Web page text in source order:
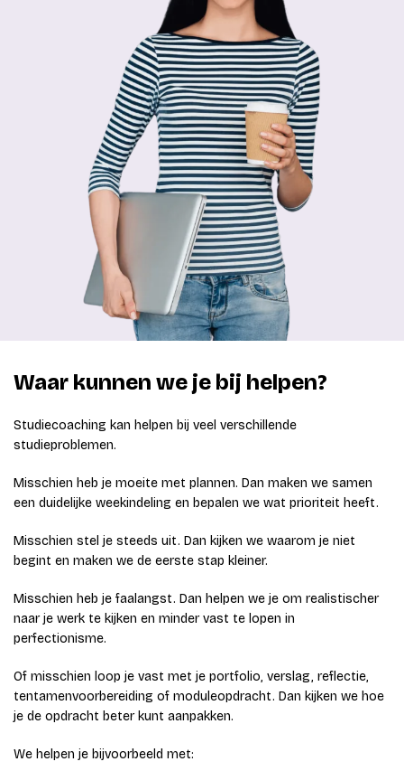
Waar kunnen we je bij helpen?
Studiecoaching kan helpen bij veel verschillende
studieproblemen.
Misschien heb je moeite met plannen. Dan maken we samen
een duidelijke weekindeling en bepalen we wat prioriteit heeft.
Misschien stel je steeds uit. Dan kijken we waarom je niet
begint en maken we de eerste stap kleiner.
Misschien heb je faalangst. Dan helpen we je om realistischer
naar je werk te kijken en minder vast te lopen in
perfectionisme.
Of misschien loop je vast met je portfolio, verslag, reflectie,
tentamenvoorbereiding of moduleopdracht. Dan kijken we hoe
je de opdracht beter kunt aanpakken.
We helpen je bijvoorbeeld met: